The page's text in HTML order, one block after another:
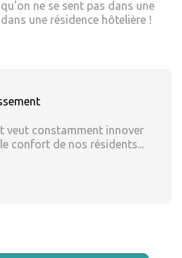
ne se sent pas dans une
une résidence hôtelière !
veut constamment innover
confort de nos résidents...